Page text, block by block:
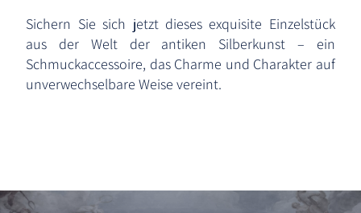
Sichern Sie sich jetzt dieses exquisite Einzelstück
aus der Welt der antiken Silberkunst – ein
Schmuckaccessoire, das Charme und Charakter auf
unverwechselbare Weise vereint.